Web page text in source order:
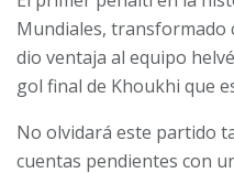
Mundiales, transformado
dio ventaja al equipo
gol final de Khoukhi que
No olvidará este partido
cuentas pendientes con